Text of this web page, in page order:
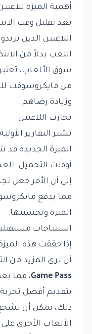
أهمية الميزة
يعد تقليل وقت
اللاعبين الذين
اللعب بدلاً من
سوق الألعاب،
من مايكروسوفت
وزيادة رضاهم.
تجارب اللاعبين
تشير التقارير
الميزة الجديدة
أوقات التحميل.
إلى أن الأمر جعل
مما يدفع
الميزة وتحسينها.
استنتاجات
إذا حققت هذه
أن نرى المزيد من
Game Pass، مما
بتقديم أفضل تجربة
ذلك، يمكن أن
الألعاب الأخرى